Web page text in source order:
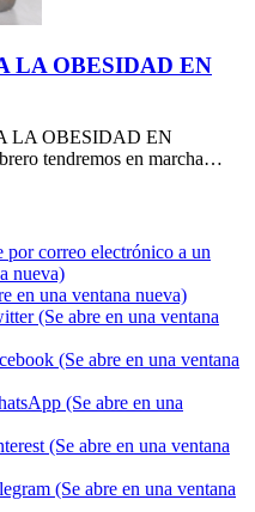
LA OBESIDAD EN
LA OBESIDAD EN
tendremos en marcha…
correo electrónico a un
nueva)
en una ventana nueva)
(Se abre en una ventana
(Se abre en una ventana
(Se abre en una
(Se abre en una ventana
(Se abre en una ventana